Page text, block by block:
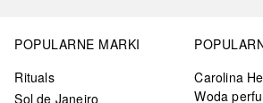
POPULARNE MARKI
Rituals
Sol de Janeiro
Carolina
Woda